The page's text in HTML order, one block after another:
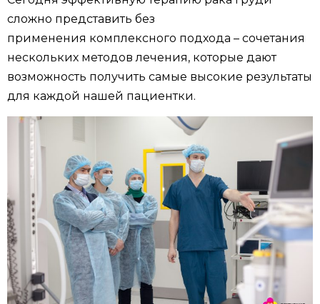
сложно представить без
применения комплексного подхода – сочетания
нескольких методов лечения, которые дают
возможность получить самые высокие результаты
для каждой нашей пациентки.